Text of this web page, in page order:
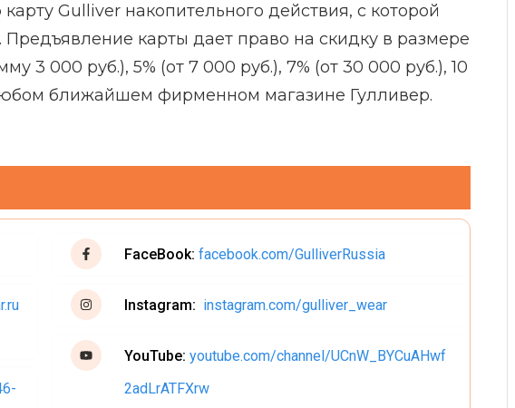
Gulliver накопительного действия, с которой
карты дает право на скидку в размере
3 000 руб.), 5% (от 7 000 руб.), 7% (от 30 000 руб.), 10
ближайшем фирменном магазине Гулливер.
FaceBook:facebook.com/GulliverRussia
Instagram: instagram.com/gulliver_wear
YouTube: youtube.com/channel/UCnW_BYCuAHwf
2adLrATFXrw